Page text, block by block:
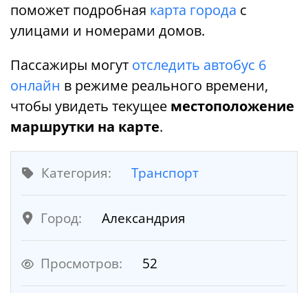
поможет подробная карта города с
улицами и номерами домов.
Пассажиры могут отследить автобус 6
онлайн в режиме реального времени,
чтобы увидеть текущее местоположение
маршрутки на карте.
Категория: Транспорт
Город: Александрия
Просмотров: 52